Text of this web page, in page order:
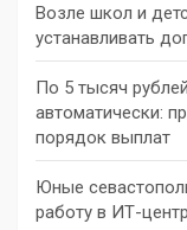
Возле школ и
устанавливать
По 5 тысяч
автоматически:
порядок выплат
Юные
работу в ИТ-